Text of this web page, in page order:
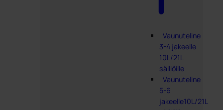
Vaunuteline
3-4 jakeelle
10L/21L
säiliöille
Vaunuteline
5-6
jakeelle10L/21L